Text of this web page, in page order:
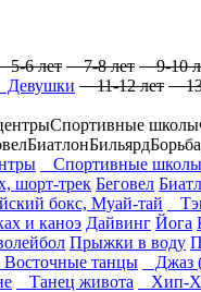
6 лет 7-8 лет 9-10
Девушки 11-12 лет 13-
Спортивные школы
БиатлонБильярд
Спортивные школы
шорт-трек Беговел
бокс, Муай-тай
и каноэ Дайвинг Йога
Прыжки в воду
Восточные танцы Джаз
Танец живота Хип-